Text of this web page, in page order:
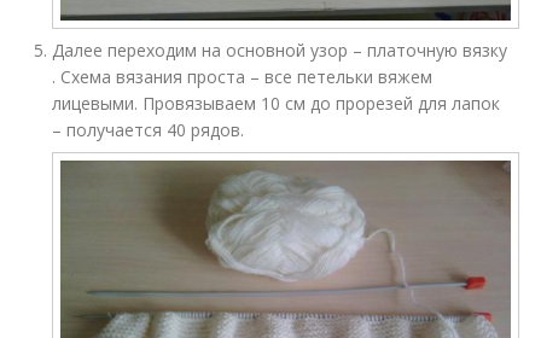
Далее переходим на основной узор – платочную вязку
. Схема вязания проста – все петельки вяжем
лицевыми. Провязываем 10 см до прорезей для лапок
– получается 40 рядов.